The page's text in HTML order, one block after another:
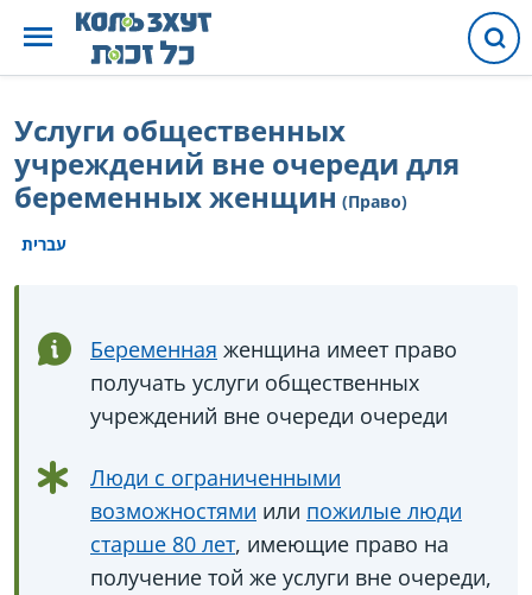
Услуги общественных
учреждений вне очереди для
беременных женщин (Право)
עברית
Беременная женщина имеет право
получать услуги общественных
учреждений вне очереди очереди
Люди с ограниченными
возможностями или пожилые люди
старше 80 лет, имеющие право на
получение той же услуги вне очереди,